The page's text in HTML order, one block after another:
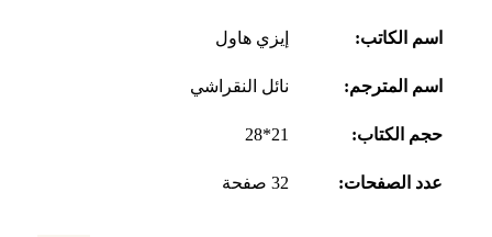
اسم الكاتب: إيزي هاول
اسم المترجم: نائل النقراشي
حجم الكتاب: 21*28
عدد الصفحات: 32 صفحة